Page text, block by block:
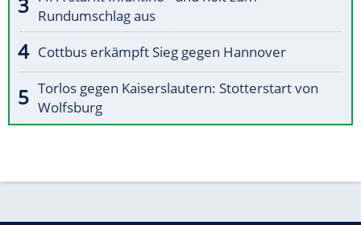
Rundumschlag aus
Cottbus erkämpft Sieg gegen Hannover
Torlos gegen Kaiserslautern: Stotterstart von
Wolfsburg